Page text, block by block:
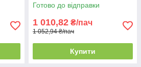
Готово до відправки
1 010,82 ₴/пач
1 052,94 ₴/пач
Купити